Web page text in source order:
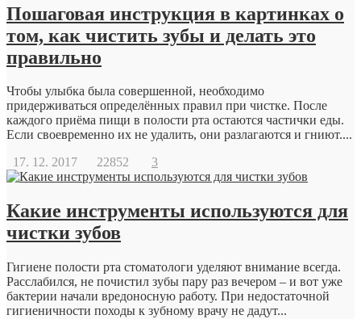
Пошаговая инструкция в картинках о
том, как чистить зубы и делать это
правильно
Чтобы улыбка была совершенной, необходимо
придерживаться определённых правил при чистке. После
каждого приёма пищи в полости рта остаются частички еды.
Если своевременно их не удалить, они разлагаются и гниют....
17. 12. 2017
22852 3
Какие инструменты используются для
чистки зубов
Гигиене полости рта стоматологи уделяют внимание всегда.
Расслабился, не почистил зубы пару раз вечером – и вот уже
бактерии начали вредоносную работу. При недостаточной
гигиеничности походы к зубному врачу не дадут...